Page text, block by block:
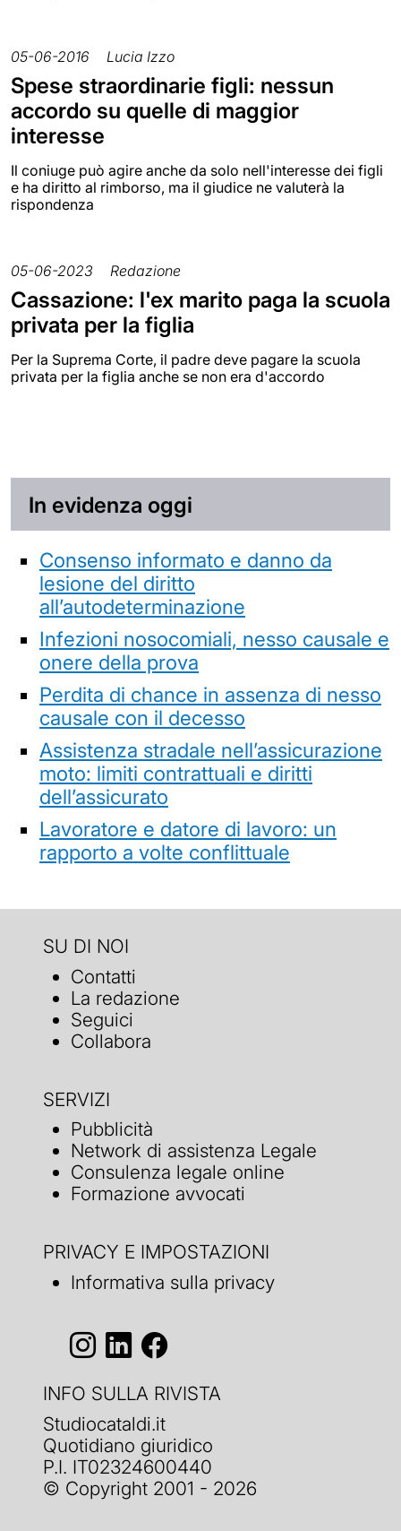
05-06-2016 Lucia Izzo
Spese straordinarie figli: nessun
accordo su quelle di maggior
interesse
Il coniuge può agire anche da solo nell'interesse dei figli
e ha diritto al rimborso, ma il giudice ne valuterà la
rispondenza
05-06-2023 Redazione
Cassazione: l'ex marito paga la scuola
privata per la figlia
Per la Suprema Corte, il padre deve pagare la scuola
privata per la figlia anche se non era d'accordo
In evidenza oggi
Consenso informato e danno da
lesione del diritto
all’autodeterminazione
Infezioni nosocomiali, nesso causale e
onere della prova
Perdita di chance in assenza di nesso
causale con il decesso
Assistenza stradale nell’assicurazione
moto: limiti contrattuali e diritti
dell’assicurato
Lavoratore e datore di lavoro: un
rapporto a volte conflittuale
SU DI NOI
Contatti
La redazione
Seguici
Collabora
SERVIZI
Pubblicità
Network di assistenza Legale
Consulenza legale online
Formazione avvocati
PRIVACY E IMPOSTAZIONI
Informativa sulla privacy
INFO SULLA RIVISTA
Studiocataldi.it
Quotidiano giuridico
P.I. IT02324600440
© Copyright 2001 - 2026